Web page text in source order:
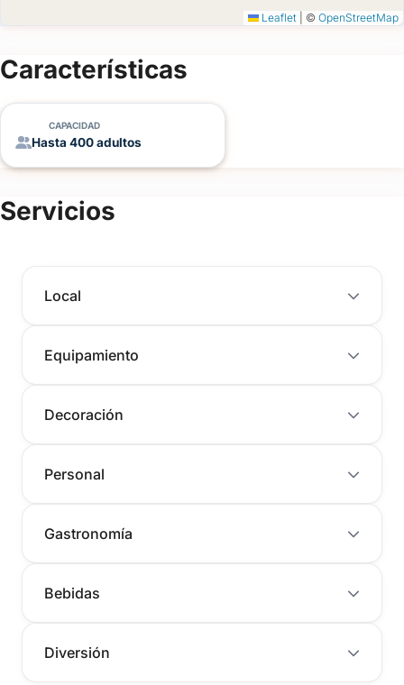
Leaflet © OpenStreetMap
Características
CAPACIDAD
Hasta 400 adultos
Servicios
Local
Equipamiento
Decoración
Personal
Gastronomía
Bebidas
Diversión